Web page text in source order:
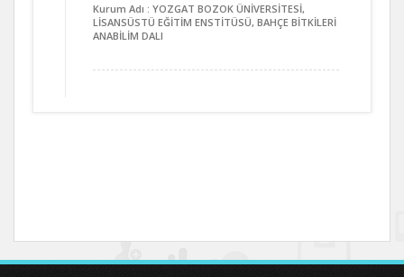
Kurum Adı : YOZGAT BOZOK ÜNİVERSİTESİ,
LİSANSÜSTÜ EĞİTİM ENSTİTÜSÜ, BAHÇE BİTKİLERİ
ANABİLİM DALI